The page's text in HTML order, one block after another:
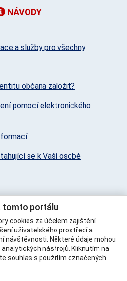
NÁVODY
a služby pro všechny
občana založit?
pomocí elektronického
se k Vaší osobě
334 01 Přeštice
mesto.cz
tomto portálu
cookies za účelem zajištění
uživatelského prostředí a
návštěvnosti. Některé údaje mohou
nástrojů. Kliknutím na
souhlas s použitím označených